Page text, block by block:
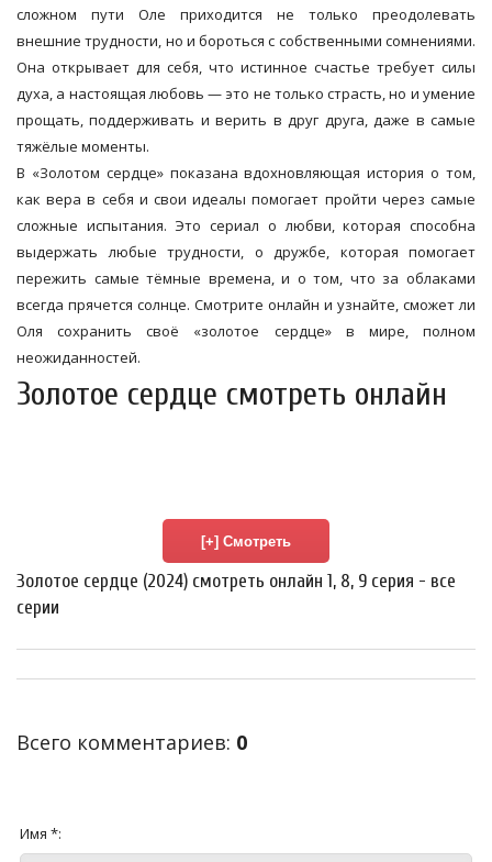
сложном пути Оле приходится не только преодолевать
внешние трудности, но и бороться с собственными сомнениями.
Она открывает для себя, что истинное счастье требует силы
духа, а настоящая любовь — это не только страсть, но и умение
прощать, поддерживать и верить в друг друга, даже в самые
тяжёлые моменты.
В «Золотом сердце» показана вдохновляющая история о том,
как вера в себя и свои идеалы помогает пройти через самые
сложные испытания. Это сериал о любви, которая способна
выдержать любые трудности, о дружбе, которая помогает
пережить самые тёмные времена, и о том, что за облаками
всегда прячется солнце. Смотрите онлайн и узнайте, сможет ли
Оля сохранить своё «золотое сердце» в мире, полном
неожиданностей.
Золотое сердце смотреть онлайн
Золотое сердце (2024) смотреть онлайн 1, 8, 9 серия - все
серии
Всего комментариев: 0
Имя *: